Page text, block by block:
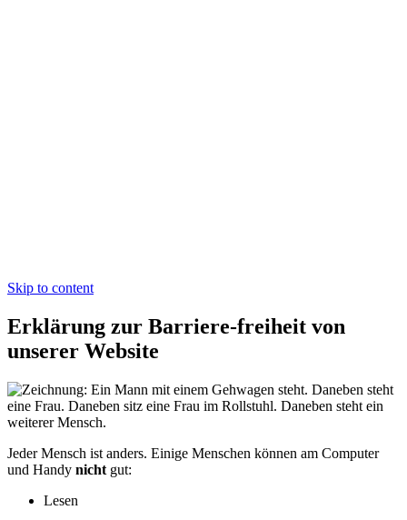
Skip to content
Erklärung zur Barriere-freiheit von
unserer Website
Jeder Mensch ist anders. Einige Menschen können am Computer
und Handy nicht gut:
Lesen